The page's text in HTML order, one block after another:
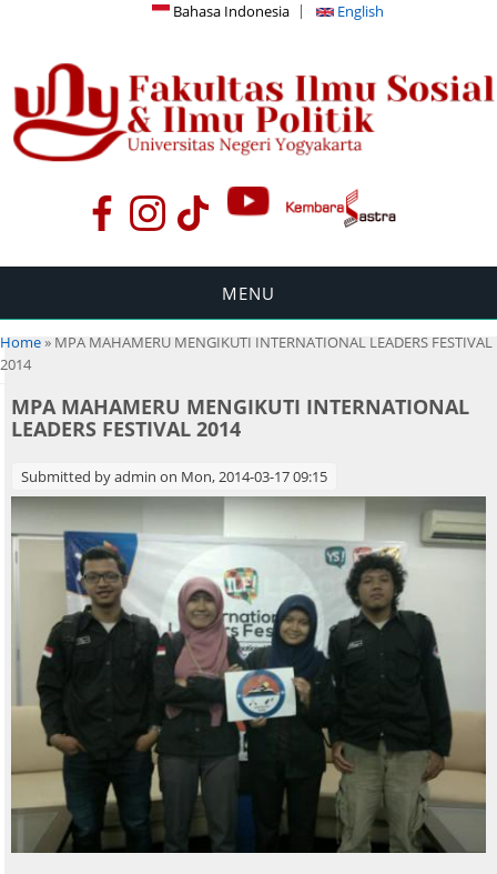
Bahasa Indonesia English
MENU
You are here
Home» MPA MAHAMERU MENGIKUTI INTERNATIONAL LEADERS FESTIVAL
2014
MPA MAHAMERU MENGIKUTI INTERNATIONAL
LEADERS FESTIVAL 2014
Submitted byadmin on Mon, 2014-03-17 09:15